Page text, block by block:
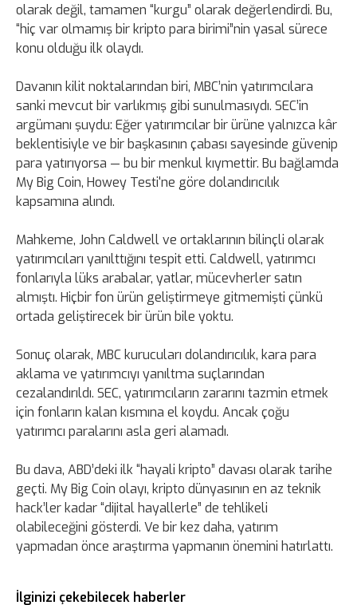
olarak değil, tamamen “kurgu” olarak değerlendirdi. Bu,
“hiç var olmamış bir kripto para birimi”nin yasal sürece
konu olduğu ilk olaydı.
Davanın kilit noktalarından biri, MBC’nin yatırımcılara
sanki mevcut bir varlıkmış gibi sunulmasıydı. SEC’in
argümanı şuydu: Eğer yatırımcılar bir ürüne yalnızca kâr
beklentisiyle ve bir başkasının çabası sayesinde güvenip
para yatırıyorsa — bu bir menkul kıymettir. Bu bağlamda
My Big Coin, Howey Testi'ne göre dolandırıcılık
kapsamına alındı.
Mahkeme, John Caldwell ve ortaklarının bilinçli olarak
yatırımcıları yanılttığını tespit etti. Caldwell, yatırımcı
fonlarıyla lüks arabalar, yatlar, mücevherler satın
almıştı. Hiçbir fon ürün geliştirmeye gitmemişti çünkü
ortada geliştirecek bir ürün bile yoktu.
Sonuç olarak, MBC kurucuları dolandırıcılık, kara para
aklama ve yatırımcıyı yanıltma suçlarından
cezalandırıldı. SEC, yatırımcıların zararını tazmin etmek
için fonların kalan kısmına el koydu. Ancak çoğu
yatırımcı paralarını asla geri alamadı.
Bu dava, ABD’deki ilk “hayali kripto” davası olarak tarihe
geçti. My Big Coin olayı, kripto dünyasının en az teknik
hack’ler kadar “dijital hayallerle” de tehlikeli
olabileceğini gösterdi. Ve bir kez daha, yatırım
yapmadan önce araştırma yapmanın önemini hatırlattı.
İlginizi çekebilecek haberler